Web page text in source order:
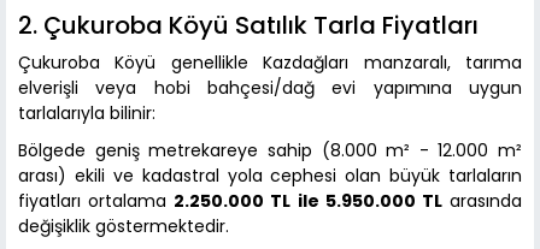
2. Çukuroba Köyü Satılık Tarla Fiyatları
Çukuroba Köyü genellikle Kazdağları manzaralı, tarıma
elverişli veya hobi bahçesi/dağ evi yapımına uygun
tarlalarıyla bilinir:
Bölgede geniş metrekareye sahip (8.000 m² - 12.000 m²
arası) ekili ve kadastral yola cephesi olan büyük tarlaların
fiyatları ortalama 2.250.000 TL ile 5.950.000 TLarasında
değişiklik göstermektedir.